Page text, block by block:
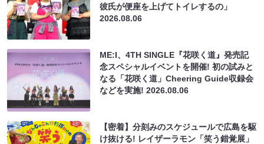
彼氏が便座を上げてトイレするの」
2026.08.06
ME:I、4TH SINGLE『花咲く道』発売記
念スペシャルイベントを開催! 初の試みと
なる「花咲く道」Cheering Guide収録会
などを実施!2026.08.06
【密着】分刻みのスケジュールで広島を駆
け抜ける! レイザーラモン「笑う錯覚展」